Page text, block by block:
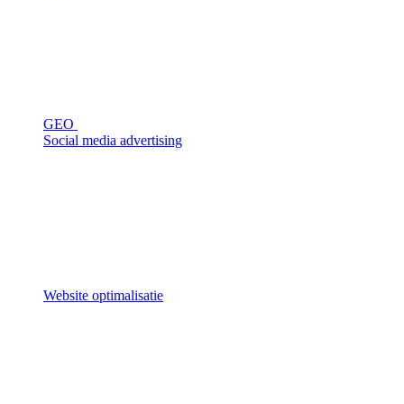
GEO
Social media advertising
Website optimalisatie